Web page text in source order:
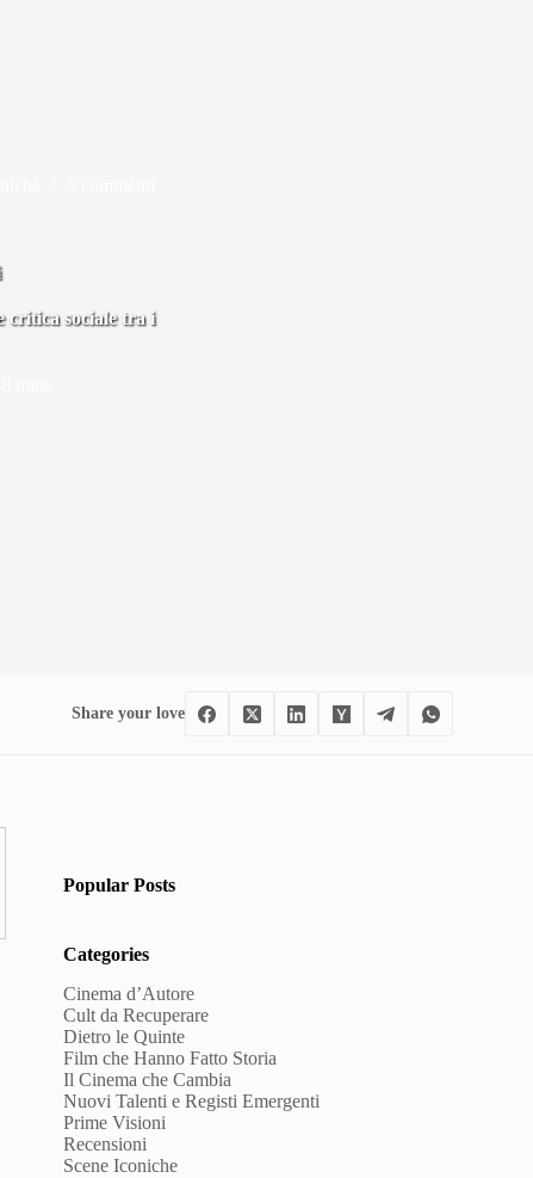
critica sociale tra i
Share your love
Popular Posts
Categories
Cinema d’Autore
Cult da Recuperare
Dietro le Quinte
Film che Hanno Fatto Storia
Il Cinema che Cambia
Nuovi Talenti e Registi Emergenti
Prime Visioni
Recensioni
Scene Iconiche